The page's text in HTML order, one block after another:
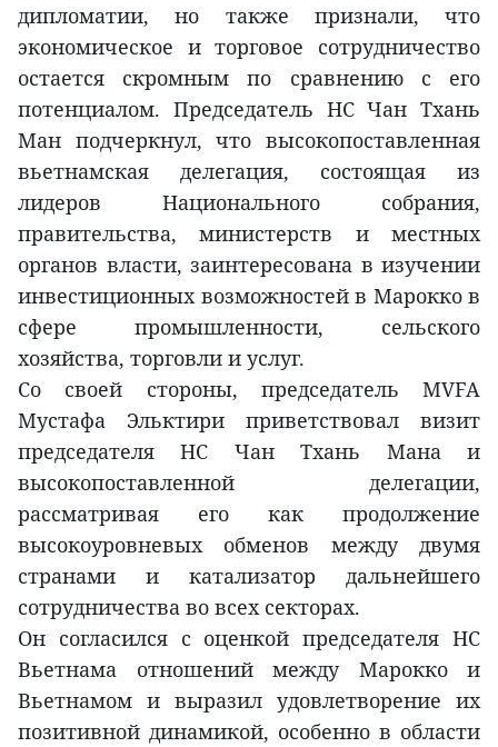
дипломатии, но также признали, что
экономическое и торговое сотрудничество
остается скромным по сравнению с его
потенциалом. Председатель НС Чан Тхань
Ман подчеркнул, что высокопоставленная
вьетнамская делегация, состоящая из
лидеров Национального собрания,
правительства, министерств и местных
органов власти, заинтересована в изучении
инвестиционных возможностей в Марокко в
сфере промышленности, сельского
хозяйства, торговли и услуг.
Со своей стороны, председатель MVFA
Мустафа Эльктири приветствовал визит
председателя НС Чан Тхань Мана и
высокопоставленной делегации,
рассматривая его как продолжение
высокоуровневых обменов между двумя
странами и катализатор дальнейшего
сотрудничества во всех секторах.
Он согласился с оценкой председателя НС
Вьетнама отношений между Марокко и
Вьетнамом и выразил удовлетворение их
позитивной динамикой, особенно в области